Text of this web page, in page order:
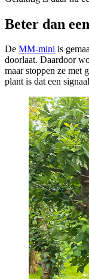
Beter dan
De MM-mini is
doorlaat. Daardoor
maar stoppen ze met
plant is dat een